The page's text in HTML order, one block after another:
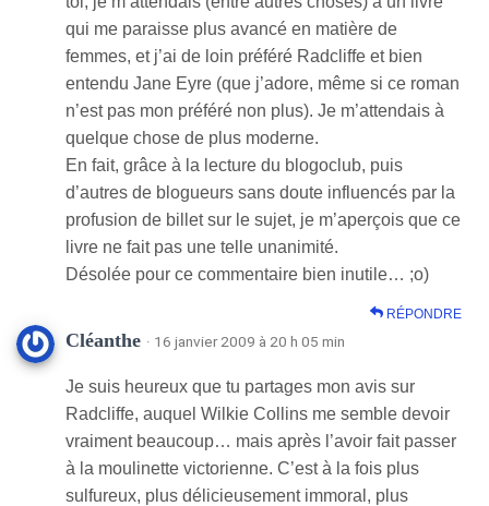
qui me paraisse plus avancé en matière de
femmes, et j’ai de loin préféré Radcliffe et bien
entendu Jane Eyre (que j’adore, même si ce roman
n’est pas mon préféré non plus). Je m’attendais à
quelque chose de plus moderne.
En fait, grâce à la lecture du blogoclub, puis
d’autres de blogueurs sans doute influencés par la
profusion de billet sur le sujet, je m’aperçois que ce
livre ne fait pas une telle unanimité.
Désolée pour ce commentaire bien inutile… ;o)
RÉPONDRE
Cléanthe · 16 janvier 2009 à 20 h 05 min
Je suis heureux que tu partages mon avis sur
Radcliffe, auquel Wilkie Collins me semble devoir
vraiment beaucoup… mais après l’avoir fait passer
à la moulinette victorienne. C’est à la fois plus
sulfureux, plus délicieusement immoral, plus